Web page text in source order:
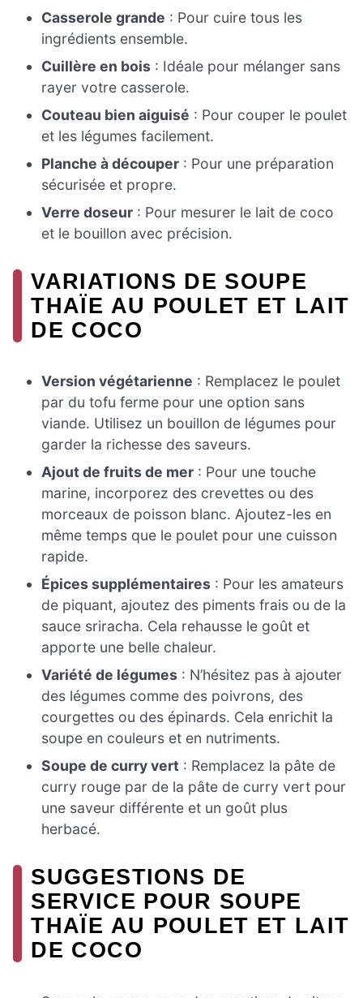
Casserole grande : Pour cuire tous les
ingrédients ensemble.
Cuillère en bois : Idéale pour mélanger sans
rayer votre casserole.
Couteau bien aiguisé : Pour couper le poulet
et les légumes facilement.
Planche à découper : Pour une préparation
sécurisée et propre.
Verre doseur : Pour mesurer le lait de coco
et le bouillon avec précision.
VARIATIONS DE SOUPE
THAÏE AU POULET ET LAIT
DE COCO
Version végétarienne : Remplacez le poulet
par du tofu ferme pour une option sans
viande. Utilisez un bouillon de légumes pour
garder la richesse des saveurs.
Ajout de fruits de mer : Pour une touche
marine, incorporez des crevettes ou des
morceaux de poisson blanc. Ajoutez-les en
même temps que le poulet pour une cuisson
rapide.
Épices supplémentaires : Pour les amateurs
de piquant, ajoutez des piments frais ou de la
sauce sriracha. Cela rehausse le goût et
apporte une belle chaleur.
Variété de légumes : N’hésitez pas à ajouter
des légumes comme des poivrons, des
courgettes ou des épinards. Cela enrichit la
soupe en couleurs et en nutriments.
Soupe de curry vert : Remplacez la pâte de
curry rouge par de la pâte de curry vert pour
une saveur différente et un goût plus
herbacé.
SUGGESTIONS DE
SERVICE POUR SOUPE
THAÏE AU POULET ET LAIT
DE COCO